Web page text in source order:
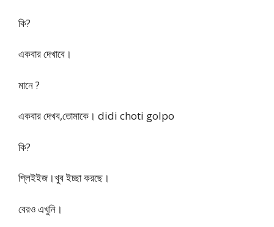
কি?
একবার দেখাবে।
মানে ?
একবার দেখব,তোমাকে। didi choti golpo
কি?
প্লিইইজ।খুব ইচ্ছা করছে।
বেরও এখুনি।